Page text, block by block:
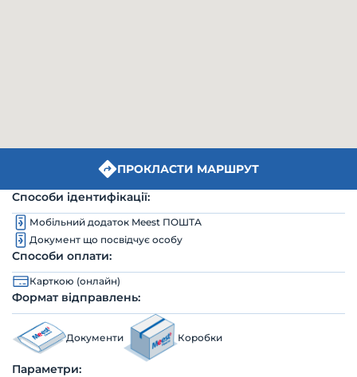
ПРОКЛАСТИ МАРШРУТ
Способи ідентифікації:
Мобільний додаток Meest ПОШТА
Документ що посвідчує особу
Способи оплати:
Карткою (онлайн)
Формат відправлень:
Документи Коробки
Параметри: